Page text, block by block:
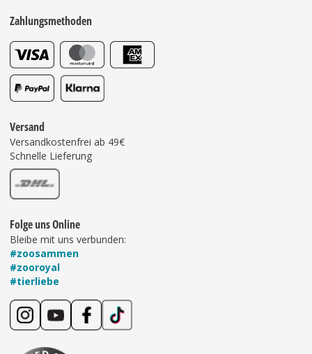
Zahlungsmethoden
Versand
Versandkostenfrei ab 49€
Schnelle Lieferung
Folge uns Online
Bleibe mit uns verbunden:
#zoosammen
#zooroyal
#tierliebe